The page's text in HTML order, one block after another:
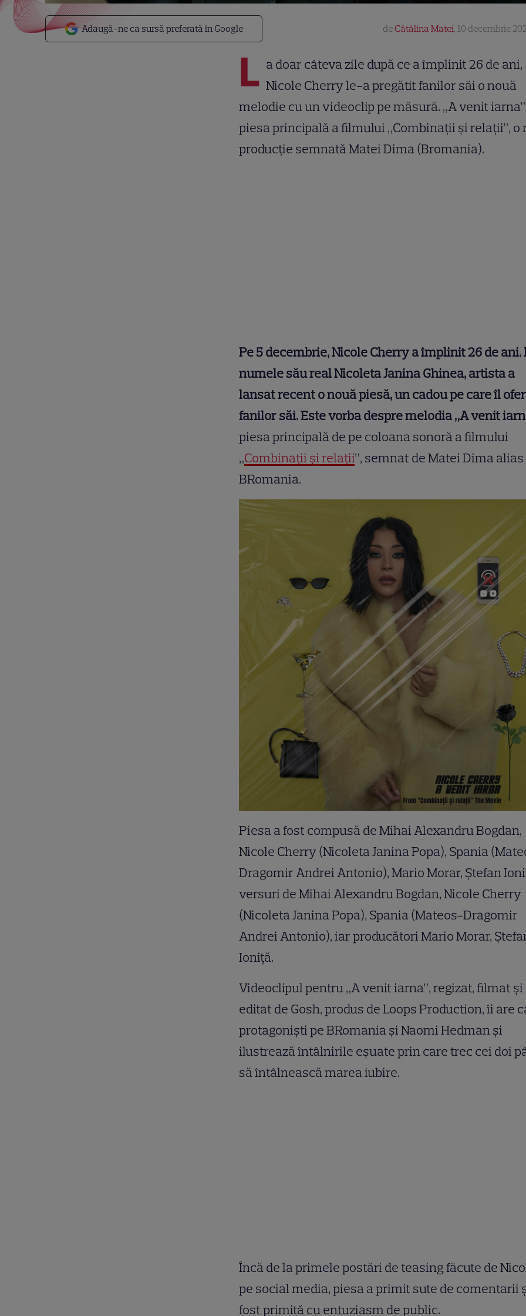
Adaugă-ne ca sursă preferată în Google de Cătălina Matei, 10 decembrie
L a doar câteva zile după ce a împlinit 26 de ani,
Nicole Cherry le-a pregătit fanilor săi o nouă
melodie cu un videoclip pe măsură. „A venit
piesa principală a filmului „Combinații și relații”, o
producție semnată Matei Dima (Bromania).
Pe 5 decembrie, Nicole Cherry a împlinit 26 de ani.
numele său real Nicoleta Janina Ghinea, artista a
lansat recent o nouă piesă, un cadou pe care îl
fanilor săi. Este vorba despre melodia „A venit
piesa principală de pe coloana sonoră a filmului
„Combinații și relații”, semnat de Matei Dima alias
BRomania.
Piesa a fost compusă de Mihai Alexandru Bogdan,
Nicole Cherry (Nicoleta Janina Popa), Spania
Dragomir Andrei Antonio), Mario Morar, Ștefan
versuri de Mihai Alexandru Bogdan, Nicole Cherry
(Nicoleta Janina Popa), Spania (Mateos-Dragomir
Andrei Antonio), iar producători Mario Morar,
Ioniță.
Videoclipul pentru „A venit iarna”, regizat, filmat și
editat de Gosh, produs de Loops Production, îi are
protagoniști pe BRomania și Naomi Hedman și
ilustrează întâlnirile eșuate prin care trec cei doi
să întâlnească marea iubire.
Încă de la primele postări de teasing făcute de
pe social media, piesa a primit sute de comentarii
fost primită cu entuziasm de public.